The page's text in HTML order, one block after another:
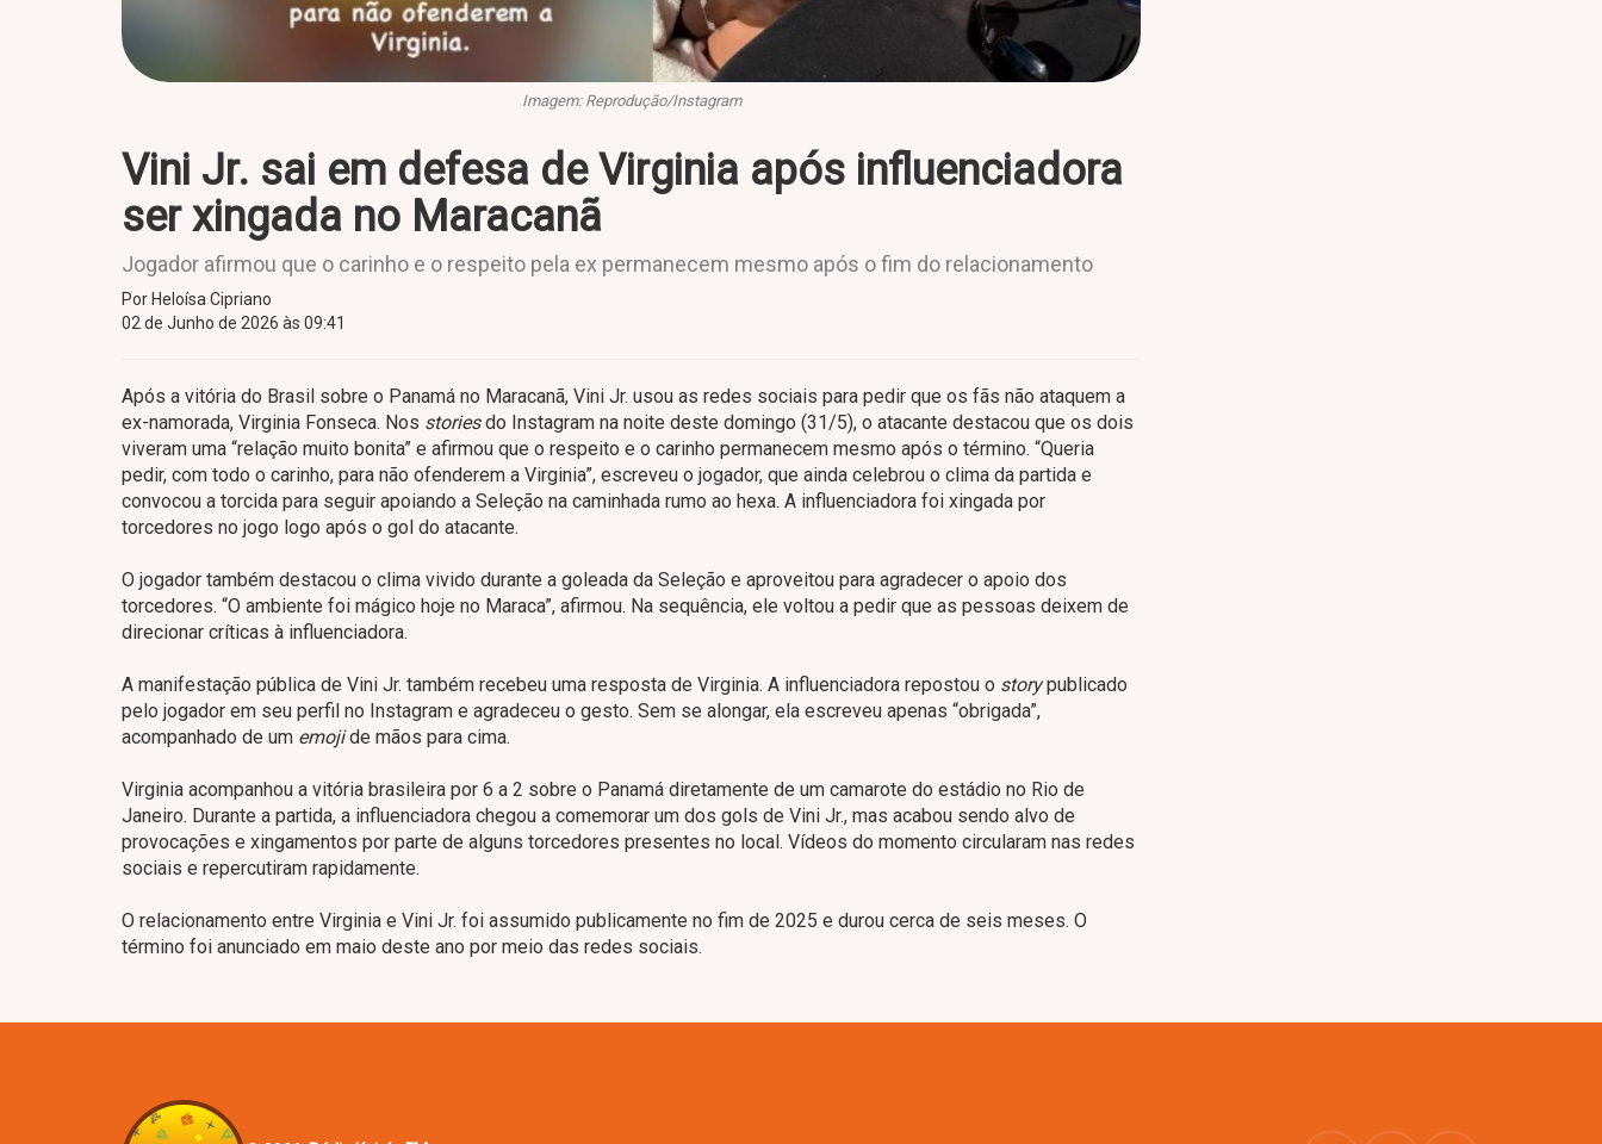
Imagem: Reprodução/Instagram
Vini Jr. sai em defesa de Virginia após influenciadora
ser xingada no Maracanã
Jogador afirmou que o carinho e o respeito pela ex permanecem mesmo após o fim do relacionamento
Por Heloísa Cipriano
02 de Junho de 2026 às 09:41
Após a vitória do Brasil sobre o Panamá no Maracanã, Vini Jr. usou as redes sociais para pedir que os fãs não ataquem a
ex-namorada, Virginia Fonseca. Nos storiesdo Instagram na noite deste domingo (31/5), o atacante destacou que os dois
viveram uma “relação muito bonita” e afirmou que o respeito e o carinho permanecem mesmo após o término. “Queria
pedir, com todo o carinho, para não ofenderem a Virginia”, escreveu o jogador, que ainda celebrou o clima da partida e
convocou a torcida para seguir apoiando a Seleção na caminhada rumo ao hexa. A influenciadora foi xingada por
torcedores no jogo logo após o gol do atacante.
O jogador também destacou o clima vivido durante a goleada da Seleção e aproveitou para agradecer o apoio dos
torcedores. “O ambiente foi mágico hoje no Maraca”, afirmou. Na sequência, ele voltou a pedir que as pessoas deixem de
direcionar críticas à influenciadora.
A manifestação pública de Vini Jr. também recebeu uma resposta de Virginia. A influenciadora repostou o storypublicado
pelo jogador em seu perfil no Instagram e agradeceu o gesto. Sem se alongar, ela escreveu apenas “obrigada”,
acompanhado de um emojide mãos para cima.
Virginia acompanhou a vitória brasileira por 6 a 2 sobre o Panamá diretamente de um camarote do estádio no Rio de
Janeiro. Durante a partida, a influenciadora chegou a comemorar um dos gols de Vini Jr., mas acabou sendo alvo de
provocações e xingamentos por parte de alguns torcedores presentes no local. Vídeos do momento circularam nas redes
sociais e repercutiram rapidamente.
O relacionamento entre Virginia e Vini Jr. foi assumido publicamente no fim de 2025 e durou cerca de seis meses. O
término foi anunciado em maio deste ano por meio das redes sociais.